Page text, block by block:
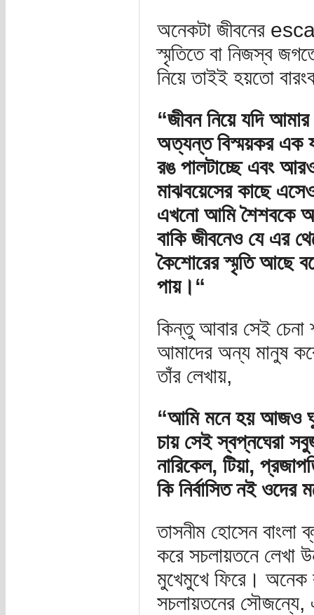
অনেকটা জীবনের
স্মৃতিতে বা নিজস্ব
নিয়ে তাইই হয়তো
“জীবন নিয়ে যদি
অত্যন্ত বিস্ময়কর এক
রঙ পালটাচ্ছে এবং
মাঝবয়েসের কাছে
এখনো আমি শৈশবকে
বাকি জীবনেও যে এর
কৈশোরের স্মৃতি আছে
পায়।“
কিন্তু আবার সেই চেনা
আমাদের অন্য মানুষ
তাঁর লেখায়,
“আমি মনে হয় আজও
চায় সেই স্বপ্নঘেরা
নারিকেল, টিয়া,
কি নির্বাসিত নই
তাসনীম হোসেন
করে সচলায়তনে লেখা
মুখেমুখে ফিরে। অনেক
সচলায়তনের